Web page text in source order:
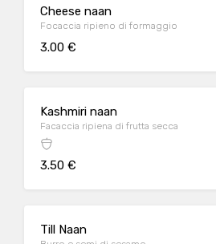
Cheese naan
Focaccia ripieno di formaggio
3.00 €
Kashmiri naan
Facaccia ripiena di frutta secca
3.50 €
Till Naan